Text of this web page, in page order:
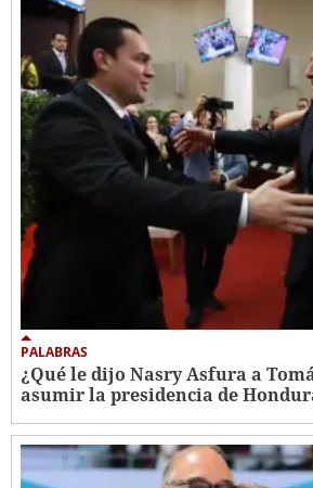
PALABRAS
¿Qué le dijo Nasry Asfura a
asumir la presidencia de